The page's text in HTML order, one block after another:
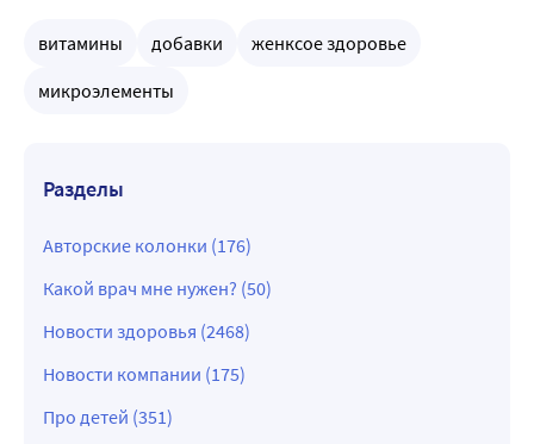
витамины добавки
женксое здоровье
микроэлементы
Разделы
Авторские колонки (176)
Какой врач мне нужен? (50)
Новости здоровья (2468)
Новости компании (175)
Про детей (351)